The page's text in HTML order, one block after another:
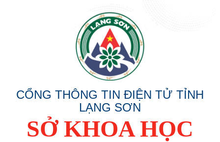
CỔNG THÔNG TIN ĐIỆN TỬ TỈNH
LẠNG SƠN
SỞ KHOA HỌC